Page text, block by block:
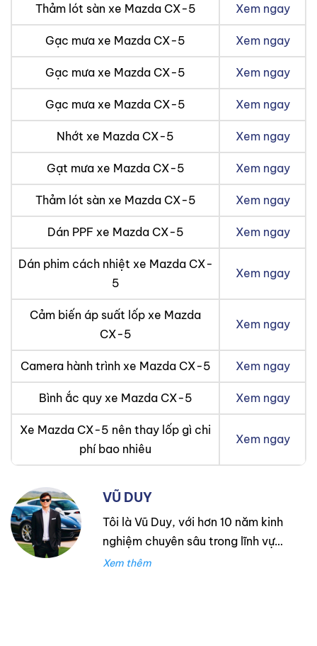
Thảm lót sàn xe Mazda CX-5 Xem ngay
Gạc mưa xe Mazda CX-5 Xem ngay
Gạc mưa xe Mazda CX-5 Xem ngay
Gạc mưa xe Mazda CX-5 Xem ngay
Nhớt xe Mazda CX-5 Xem ngay
Gạt mưa xe Mazda CX-5 Xem ngay
Thảm lót sàn xe Mazda CX-5 Xem ngay
Dán PPF xe Mazda CX-5 Xem ngay
Dán phim cách nhiệt xe Mazda CX-
5
Xem ngay
Cảm biến áp suất lốp xe Mazda
CX-5
Xem ngay
Camera hành trình xe Mazda CX-5 Xem ngay
Bình ắc quy xe Mazda CX-5 Xem ngay
Xe Mazda CX-5 nên thay lốp gì chi
phí bao nhiêu
Xem ngay
VŨ DUY
Tôi là Vũ Duy, với hơn 10 năm kinh
nghiệm chuyên sâu trong lĩnh vực
lốp xe. Trong suốt thời gian đó,